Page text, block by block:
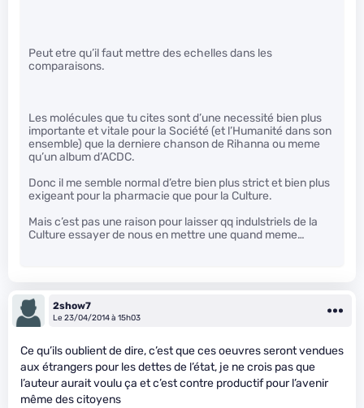
Peut etre qu’il faut mettre des echelles dans les
comparaisons.
Les molécules que tu cites sont d’une necessité bien plus
importante et vitale pour la Société (et l’Humanité dans son
ensemble) que la derniere chanson de Rihanna ou meme
qu’un album d’ACDC.
Donc il me semble normal d’etre bien plus strict et bien plus
exigeant pour la pharmacie que pour la Culture.
Mais c’est pas une raison pour laisser qq indulstriels de la
Culture essayer de nous en mettre une quand meme…
2show7
Le 23/04/2014 à 15h03
Ce qu’ils oublient de dire, c’est que ces oeuvres seront vendues
aux étrangers pour les dettes de l’état, je ne crois pas que
l’auteur aurait voulu ça et c’est contre productif pour l’avenir
même des citoyens